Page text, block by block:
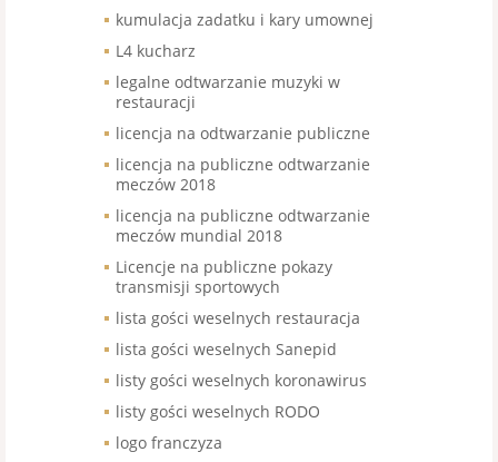
kumulacja zadatku i kary umownej
L4 kucharz
legalne odtwarzanie muzyki w
restauracji
licencja na odtwarzanie publiczne
licencja na publiczne odtwarzanie
meczów 2018
licencja na publiczne odtwarzanie
meczów mundial 2018
Licencje na publiczne pokazy
transmisji sportowych
lista gości weselnych restauracja
lista gości weselnych Sanepid
listy gości weselnych koronawirus
listy gości weselnych RODO
logo franczyza